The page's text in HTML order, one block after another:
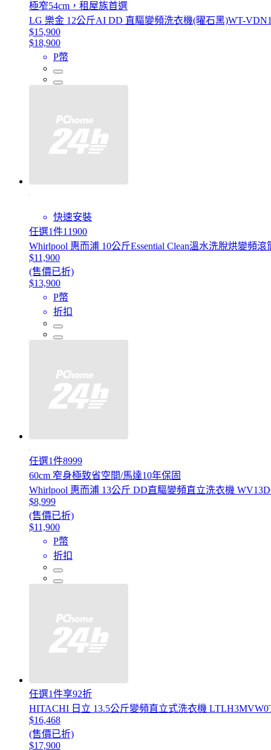
極窄54cm，租屋族首選
LG 樂金 12公斤AI DD 直驅變頻洗衣機(曜石黑)WT-
$15,900
$18,900
P幣
快速安裝
任選1件11900
Whirlpool 惠而浦 10公斤Essential Clean溫水洗脫烘變頻
$11,900
(售價已折)
$13,900
P幣
折扣
任選1件8999
60cm 窄身極致省空間/馬達10年保固
Whirlpool 惠而浦 13公斤 DD直驅變頻直立洗衣機
$8,999
(售價已折)
$11,900
P幣
折扣
任選1件享92折
HITACHI 日立 13.5公斤變頻直立式洗衣機
$16,468
(售價已折)
$17,900